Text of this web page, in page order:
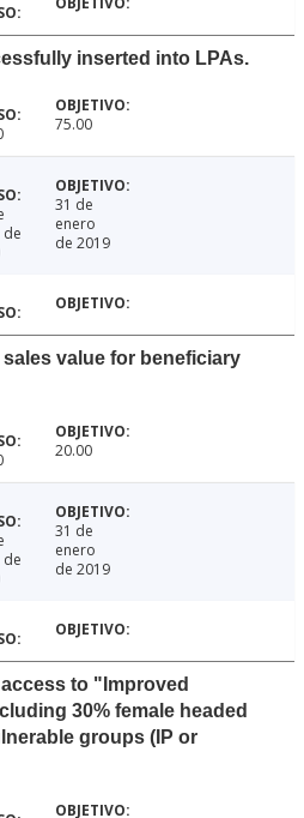
inserted into LPAs.
75.00
de
31 de
enero
de 2019
value for beneficiary
20.00
de
31 de
enero
de 2019
to "Improved
30% female headed
groups (IP or